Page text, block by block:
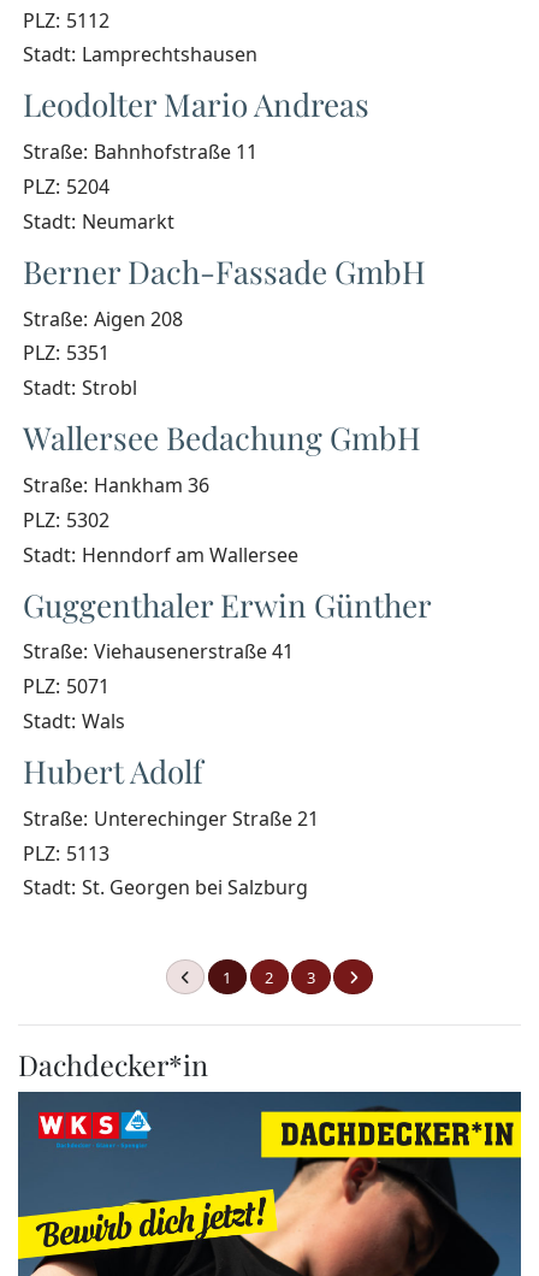
PLZ: 5112
Stadt: Lamprechtshausen
Leodolter Mario Andreas
Straße: Bahnhofstraße 11
PLZ: 5204
Stadt: Neumarkt
Berner Dach-Fassade GmbH
Straße: Aigen 208
PLZ: 5351
Stadt: Strobl
Wallersee Bedachung GmbH
Straße: Hankham 36
PLZ: 5302
Stadt: Henndorf am Wallersee
Guggenthaler Erwin Günther
Straße: Viehausenerstraße 41
PLZ: 5071
Stadt: Wals
Hubert Adolf
Straße: Unterechinger Straße 21
PLZ: 5113
Stadt: St. Georgen bei Salzburg
1 2 3
Dachdecker*in